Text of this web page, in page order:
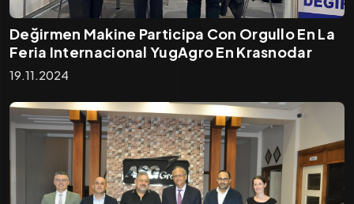
Değirmen Makine Participa Con Orgullo En La
Feria Internacional YugAgro En Krasnodar
19.11.2024